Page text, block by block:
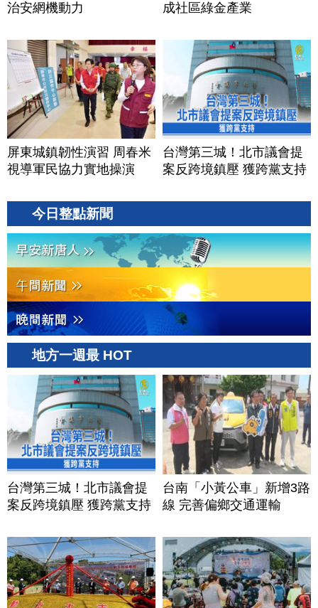
治安網機動力
成社區綠金產業
屏東城鎮韌性演習 周春米
視導軍民協力實地操演
台灣第三城！北市議會提
案反跨境鎮壓 獲跨黨支持
今日整點新聞
地方一週最 HOT
台灣第三城！北市議會提
案反跨境鎮壓 獲跨黨支持
台南「小黃公車」新增3路
線 完善偏鄉交通運輸